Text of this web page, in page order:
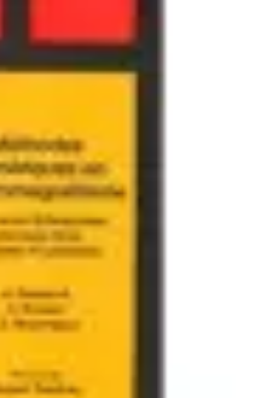
Technologie et
Communication